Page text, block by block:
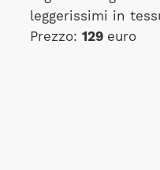
leggerissimi in
Prezzo: 129 euro